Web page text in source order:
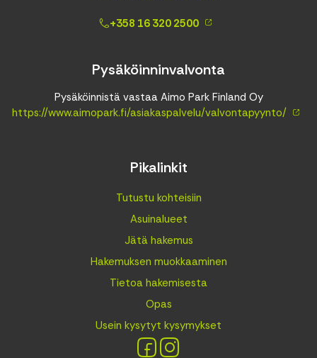
Facebook
+358 16 320 2500
Pysäköinninvalvonta
Pysäköinnistä vastaa Aimo Park Finland Oy
https://www.aimopark.fi/asiakaspalvelu/valvontapyynto/
Pikalinkit
Tutustu kohteisiin
Asuinalueet
Jätä hakemus
Hakemuksen muokkaaminen
Tietoa hakemisesta
Opas
Usein kysytyt kysymykset